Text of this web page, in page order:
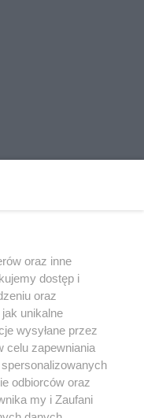
być powielany i
w jakikolwiek sposób (w
jakimkolwiek polu
z umieszczaniem w
Jakiekolwiek użycie lub
z naruszeniem prawa,
groźbą kary i może być
oraz inne
dostęp i
oraz
unikalne
wysyłane przez
celu zapewniania
odbiorców oraz
my i Zaufani